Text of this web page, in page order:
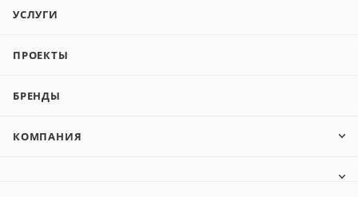
УСЛУГИ
ПРОЕКТЫ
БРЕНДЫ
КОМПАНИЯ